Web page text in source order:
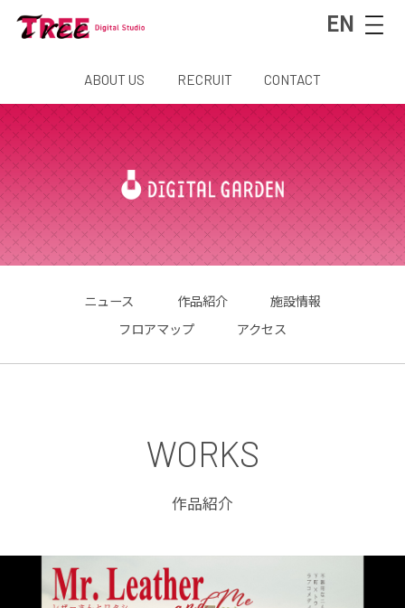
EN
ABOUT US RECRUIT CONTACT
ニュース 作品紹介
施設情報
フロアマップ
アクセス
WORKS
作品紹介